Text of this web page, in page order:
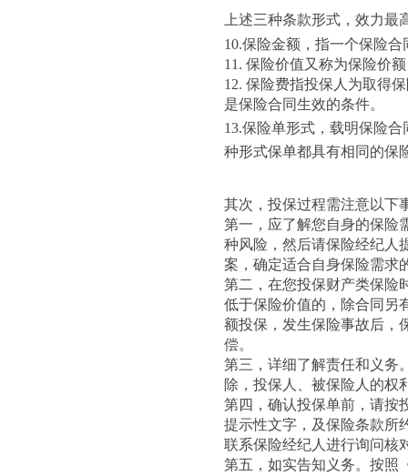
上述三种条款形式，效力
10.保险金额，指一个保险
11. 保险价值又称为保险价
12. 保险费指投保人为取得
是保险合同生效的条件。
13.保险单形式，载明保险
种形式保单都具有相同的保
其次，投保过程需注意以下
第一，应了解您自身的保险
种风险，然后请保险经纪人
案，确定适合自身保险需求
第二，在您投保财产类保险
低于保险价值的，除合同另
额投保，发生保险事故后，
偿。
第三，详细了解责任和义务
除，投保人、被保险人的权
第四，确认投保单前，请按
提示性文字，及保险条款所
联系保险经纪人进行询问核
第五，如实告知义务。按照